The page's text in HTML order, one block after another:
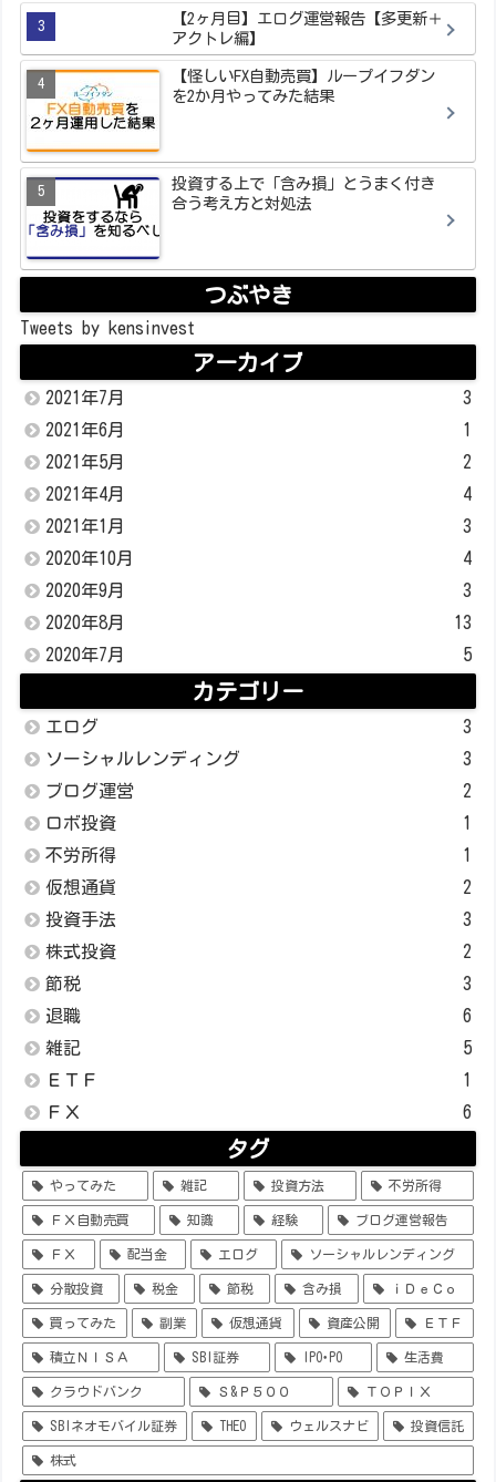
【2ヶ月目】エログ運営報告【多更新＋
アクトレ編】
【怪しいFX自動売買】ループイフダン
を2か月やってみた結果
投資する上で「含み損」とうまく付き
合う考え方と対処法
つぶやき
Tweets by kensinvest
アーカイブ
2021年7月
3
2021年6月
1
2021年5月
2
2021年4月
4
2021年1月
3
2020年10月
4
2020年9月
3
2020年8月
13
2020年7月
5
カテゴリー
エログ
3
ソーシャルレンディング
3
ブログ運営
2
ロボ投資
1
不労所得
1
仮想通貨
2
投資手法
3
株式投資
2
節税
3
退職
6
雑記
5
ＥＴＦ
1
ＦＸ
6
タグ
やってみた 雑記 投資方法 不労所得
ＦＸ自動売買 知識 経験 ブログ運営報告
ＦＸ 配当金 エログ ソーシャルレンディング
分散投資 税金 節税 含み損 ｉＤｅＣｏ
買ってみた 副業 仮想通貨 資産公開 ＥＴＦ
積立ＮＩＳＡ SBI証券 IPO･PO 生活費
クラウドバンク Ｓ&Ｐ５００ ＴＯＰＩＸ
SBIネオモバイル証券 THEO ウェルスナビ 投資信託
株式